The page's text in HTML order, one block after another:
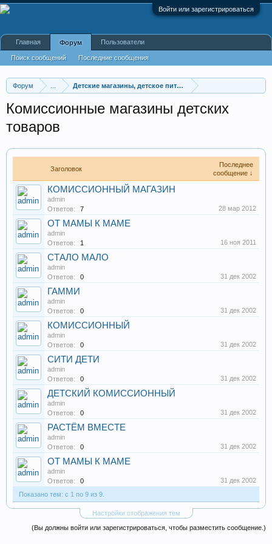
Войти или зарегистрироваться
Форум Детские магазины, детское питание, магазины для бе
Комиссионные магазины детских
товаров
Заголовок
Последнее
сообщение ↓
КОМИССИОННЫЙ МАГАЗИН
admin
Ответов:
7 28 мар 2012
ОТ МАМЫ К МАМЕ
admin
Ответов:
1 16 ноя 2011
СТАЛО МАЛО
admin
Ответов:
0 31 дек 2002
ГАММИ
admin
Ответов:
0 31 дек 2002
КОМИССИОННЫЙ
admin
Ответов:
0 31 дек 2002
СИТИ ДЕТИ
admin
Ответов:
0 31 дек 2002
ДЕТСКИЙ КОМИССИОННЫЙ
admin
Ответов:
0 31 дек 2002
РАСТЁМ ВМЕСТЕ
admin
Ответов:
0 31 дек 2002
ОТ МАМЫ К МАМЕ
admin
Ответов:
0
31 дек 2002
Показано тем: с 1 по 9 из 9.
Настройки отображения тем
(Вы должны войти или зарегистрироваться, чтобы разместить сообщение.)
Главная Форум
Поиск сообщений Последние сообщения
Пользователи